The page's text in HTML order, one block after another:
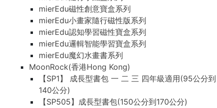
mierEdu磁性創意寶盒系列
mierEdu小畫家隨行磁性版系列
mierEdu認知學習磁性寶盒系列
mierEdu邏輯智能學習寶盒系列
mierEdu魔幻水畫書系列
MoonRock(香港Hong Kong)
【SP1】 成長型書包 一 二 三 四年級適用(95公分到
140公分)
【SP505】成長型書包(150公分到170公分)